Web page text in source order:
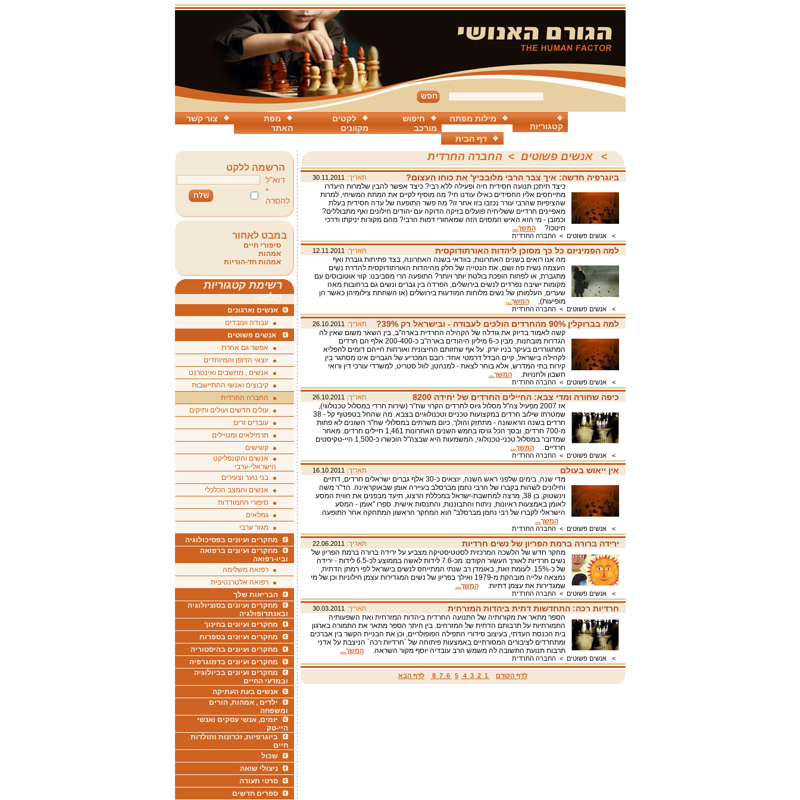
צור קשר
מפת
האתר
לקטים
מקוונים
חיפוש
מורכב
מילות מפתח
קטגוריות
דף הבית
> אנשים פשוטים >החברה החרדית
ביוגרפיה חדשה: איך צבר הרבי מלובביץ' את כוחו העצום? תאריך: 30.11.2011
כיצד תיתכן תנועה חסידית חיה ופעילה ללא רבי? כיצד אפשר להבין שלמרות היעדרו
מתייחסים אליו החסידים כאילו עודנו חי? מה מוסיף לקיים את המתח המשיחי, למרות
שהציפיות שהרבי עורר נכזבו בזו אחר זו? מה פשר התופעה של עדה חסידית בעלת
מאפיינים חרדיים ששליחיה פועלים בזיקה הדוקה עם יהודים חילונים ואף מתבוללים?
וכמובן - מי הוא האיש המסוים הזה שמאחורי דמות הרבי? מהם מקורות יניקתו ודרכי
חינוכו?המשך...
>
אנשים פשוטים >החברה החרדית
למה הפמיניזם כל כך מסוכן ליהדות האורתודוקסית תאריך: 12.11.2011
מה אנו רואים בשנים האחרונות, בוודאי בשנה האחרונה, בצד פתיחות גוברת ואף
העצמה נשית פה ושם, את הנטייה של חלק מהיהדות האורתודוקסית להדרת נשים
מתגברת, או לפחות הופכת בולטת יותר ויותר? התופעה הרי מסביבנו: קווי אוטובוסים עם
מקומות ישיבה נפרדים לנשים בירושלים, הפרדה בין גברים ונשים גם ברחובות מאה
שערים, העלמותן של נשים מלוחות המודעות בירושלים (או השחתת צילומיהן כאשר הן
מופיעות),המשך...
>
אנשים פשוטים >החברה החרדית
למה בברוקלין 90% מהחרדים הולכים לעבודה - ובישראל רק 39%? תאריך: 26.10.2011
קשה לאמוד בדיוק את גודלה של הקהילה החרדית בארה"ב, בין השאר משום שאין לה
הגדרות מובחנות. מבין כ-6 מיליון היהודים בארה"ב כ-200-400 אלף הם חרדים
המתגוררים בעיקר בניו יורק. על אף שחזותם החיצונית ואורחות חייהם דומים להפליא
לקהילה בישראל, קיים הבדל דרמטי אחד: רובם המכריע של הגברים אינו מסתגר בין
קירות בתי המדרש, אלא בוחר לצאת - למנהטן, לוול סטריט, למשרדי עורכי דין ורואי
חשבון ולחנויות.המשך...
>
אנשים פשוטים >החברה החרדית
כיפה שחורה ומדי צבא: החיילים החרדים של יחידה 8200 תאריך: 26.10.2011
אז 2007 מפעיל צה"ל מסלול גיוס לחרדים הקרוי שח"ר (שירות חרדי במסלול טכנולוגי),
שמטרתו שילוב חרדים במקצועות טכניים וטכנולוגיים בצבא. מה שהחל בטפטוף קל - 38
חרדים בשנה הראשונה - מתחזק והולך. כיום משרתים במסלולי שח"ר השונים לא פחות
מ-700 חרדים, ובסך הכל גויסו בחמש השנים האחרונות 1,461 חיילים חרדים. מאחר
שמדובר במסלול טכני-טכנולוגי, המשמעות היא שבצה"ל הוכשרו כ-1,500 היי-טקיסטים
חרדיים.המשך...
>
אנשים פשוטים >החברה החרדית
אין ייאוש בעולם תאריך: 16.10.2011
מדי שנה, בימים שלפני ראש השנה, יוצאים כ-30 אלף גברים ישראלים חרדים, דתיים
וחילונים לשהות בקברו של הרבי נחמן מברסלב בעיירה אומן שבאוקראינה. הד"ר משה
וינשטוק, בן 38, מרצה למחשבת-ישראל במכללת הרצוג, תיעד מבפנים את חווית המסע
לאומן באמצעות ראיונות, ניתוח והתבוננות, והתנסות אישית. ספרו "אומן - המסע
הישראלי לקברו של רבי נחמן מברסלב" הוא המחקר הראשון המתחקה אחר התופעה.
המשך...
>
אנשים פשוטים >החברה החרדית
ירידה ברורה ברמת הפריון של נשים חרדיות תאריך: 22.06.2011
מחקר חדש של הלשכה המרכזית לסטטיסטיקה מצביע על ירידה ברורה ברמת הפריון של
נשים חרדיות לאורך העשור הקודם: מכ-7.6 לידות לאשה בממוצע לכ-6.5 לידות - ירידה
של כ-15%. לעומת זאת, באומדן רב שנתי המתייחס לנשים בישראל לפי רמתן הדתית,
נמצאה עלייה מובהקת מ-1979 ואילך בפריון של נשים המגדירות עצמן חילוניות וכן של מי
שמגדירות את עצמן דתיות.המשך...
>
אנשים פשוטים >החברה החרדית
חרדיות רכה: התחדשות דתית ביהדות המזרחית תאריך: 30.03.2011
הספר מתאר את מקורותיה של התנועה החרדית ביהדות המזרחית ואת השפעותיה
התמורתיות על תרבותם הדתית של המזרחים. בין היתר הספר מתאר את התמורה בארגון
בית הכנסת העדתי, בעיצוב סידורי התפילה הפופולריים, וכן את הבניית הקשר בין אברכים
ומתחרדים לציבורים המסורתיים באמצעות פיתוחה של ´חרדיות רכה´ הניצבת על אדני
תרבות תנועת התשובה לה משמש הרב עובדיה יוסף מקור השראה.המשך...
>
אנשים פשוטים >החברה החרדית
לדף הקודם 1
2
3
4
5
6
7
8 לדף הבא
הרשמה ללקט
דוא"ל
*
להסרה
במבט לאחור
סיפורי חיים
אמהות
אמהות חד-הוריות
רשימת קטגוריות
מלאה
אנשים וארגונים
עבודה ועובדים
אנשים פשוטים
אפשר גם אחרת
יוצאי הדופן והמיוחדים
אנשים , מחשבים ואינטרנט
קיבוצים ואנשי ההתיישבות
החברה החרדית
עולים חדשים ועולים ותיקים
עובדים זרים
תרמילאים ומטיילים
קשישים
אנשים והקונפליקט
הישראלי-ערבי
בני נוער וצעירים
אנשים והמצב הכלכלי
סיפורי התמודדות
גמלאים
מגזר ערבי
מחקרים ועיונים בפסיכולוגיה
מחקרים ועיונים ברפואה
וביו-רפואה
רפואה משלימה
רפואה אלטרנטיבית
הבריאות שלך
מחקרים ועיונים בסוציולוגיה
ובאנתרופולגיה
מחקרים ועיונים בחינוך
מחקרים ועיונים בספרות
מחקרים ועיונים בהיסטוריה
מחקרים ועיונים בדמוגרפיה
מחקרים ועיונים בביולוגיה
ובמדעי החיים
אנשים בעת העתיקה
ילדים , אמהות, הורים
ומשפחה
יזמים, אנשי עסקים ואנשי
היי-טק
ביוגרפיות, זכרונות ותולדות
חיים
שכול
ניצולי שואה
סרטי תעודה
ספרים חדשים